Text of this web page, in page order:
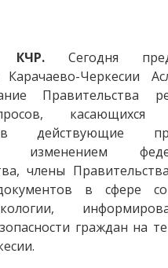
КЧР.Сегодня
Карачаево-Черкесии
Правительства
касающихся
действующие
изменением
члены
в сфере
граждан на